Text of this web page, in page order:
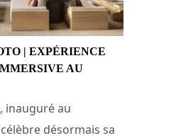
| EXPÉRIENCE
AU
inauguré au
désormais sa